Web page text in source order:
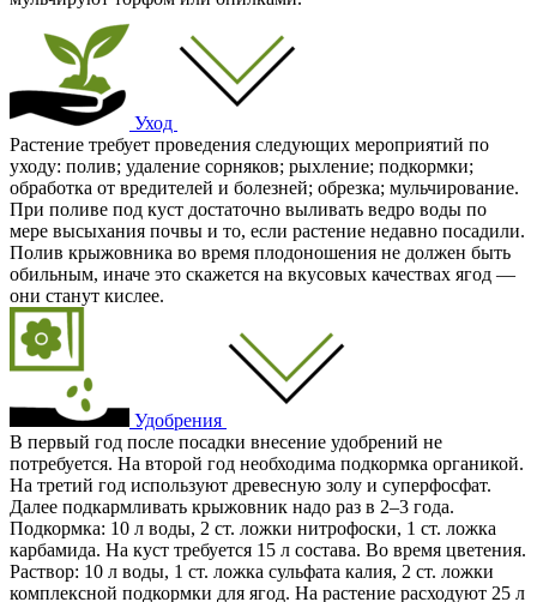
Уход
Растение требует проведения следующих мероприятий по
уходу: полив; удаление сорняков; рыхление; подкормки;
обработка от вредителей и болезней; обрезка; мульчирование.
При поливе под куст достаточно выливать ведро воды по
мере высыхания почвы и то, если растение недавно посадили.
Полив крыжовника во время плодоношения не должен быть
обильным, иначе это скажется на вкусовых качествах ягод —
они станут кислее.
Удобрения
В первый год после посадки внесение удобрений не
потребуется. На второй год необходима подкормка органикой.
На третий год используют древесную золу и суперфосфат.
Далее подкармливать крыжовник надо раз в 2–3 года.
Подкормка: 10 л воды, 2 ст. ложки нитрофоски, 1 ст. ложка
карбамида. На куст требуется 15 л состава. Во время цветения.
Раствор: 10 л воды, 1 ст. ложка сульфата калия, 2 ст. ложки
комплексной подкормки для ягод. На растение расходуют 25 л